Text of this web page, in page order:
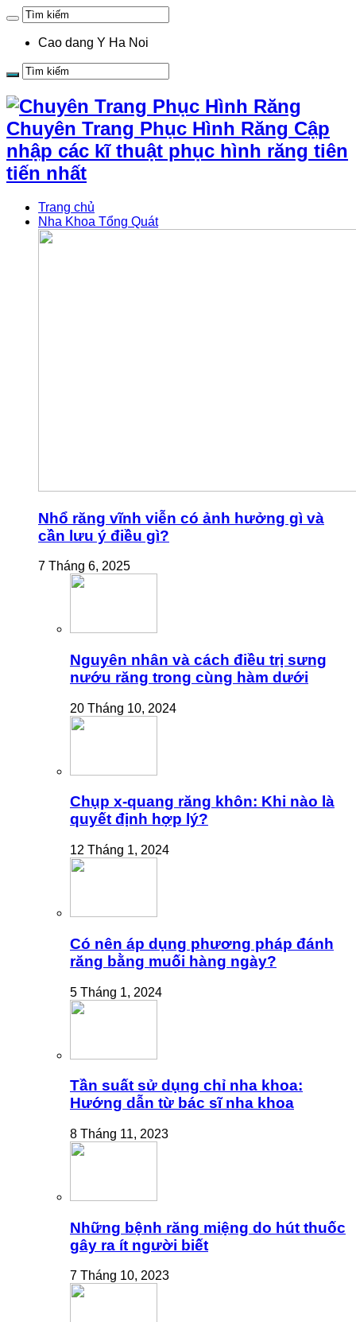
Cao dang Y Ha Noi
Chuyên Trang Phục Hình Răng Cập
nhập các kĩ thuật phục hình răng tiên
tiến nhất
Trang chủ
Nha Khoa Tổng Quát
Nhổ răng vĩnh viễn có ảnh hưởng gì và
cần lưu ý điều gì?
7 Tháng 6, 2025
Nguyên nhân và cách điều trị sưng
nướu răng trong cùng hàm dưới
20 Tháng 10, 2024
Chụp x-quang răng khôn: Khi nào là
quyết định hợp lý?
12 Tháng 1, 2024
Có nên áp dụng phương pháp đánh
răng bằng muối hàng ngày?
5 Tháng 1, 2024
Tần suất sử dụng chỉ nha khoa:
Hướng dẫn từ bác sĩ nha khoa
8 Tháng 11, 2023
Những bệnh răng miệng do hút thuốc
gây ra ít người biết
7 Tháng 10, 2023